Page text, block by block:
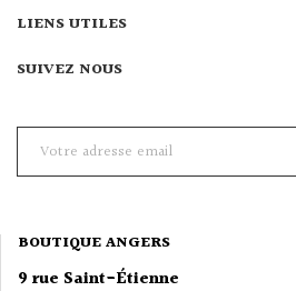
LIENS UTILES
SUIVEZ NOUS
BOUTIQUE ANGERS
9 rue Saint-Étienne